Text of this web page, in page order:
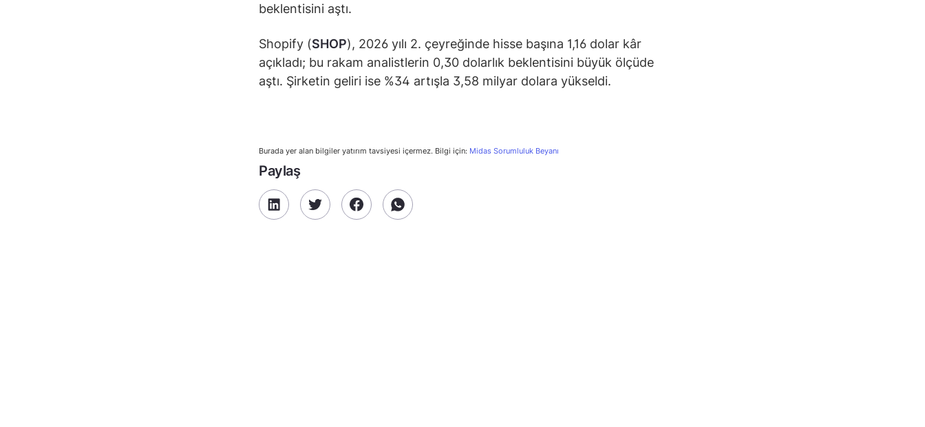
beklentisini aştı.
Shopify (SHOP), 2026 yılı 2. çeyreğinde hisse başına 1,16 dolar kâr
açıkladı; bu rakam analistlerin 0,30 dolarlık beklentisini büyük ölçüde
aştı. Şirketin geliri ise %34 artışla 3,58 milyar dolara yükseldi.
Burada yer alan bilgiler yatırım tavsiyesi içermez. Bilgi için: Midas Sorumluluk Beyanı
Paylaş